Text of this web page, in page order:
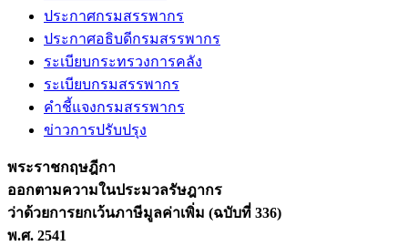
ประกาศกรมสรรพากร
ประกาศอธิบดีกรมสรรพากร
ระเบียบกระทรวงการคลัง
ระเบียบกรมสรรพากร
คำชี้แจงกรมสรรพากร
ข่าวการปรับปรุง
พระราชกฤษฎีกา
ออกตามความในประมวลรัษฎากร
ว่าด้วยการยกเว้นภาษีมูลค่าเพิ่ม (ฉบับที่ 336)
พ.ศ. 2541